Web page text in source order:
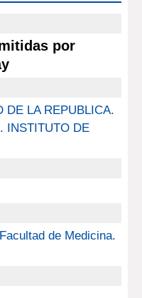
por
DE LA REPUBLICA.
INSTITUTO DE
de Medicina.